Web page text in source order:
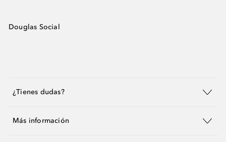
Douglas Social
¿Tienes dudas?
Más información